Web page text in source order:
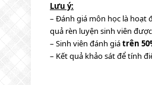
Lưu ý:
– Đánh giá môn học là hoạt
quả rèn luyện sinh viên
– Sinh viên đánh giátrên
– Kết quả khảo sát để tính